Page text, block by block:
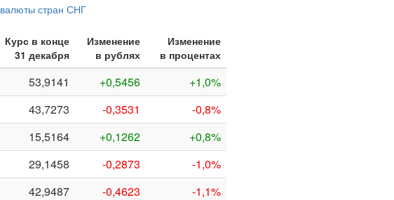
валюты стран СНГ
Курс в конце
31 декабря
Изменение
в рублях
Изменение
в процентах
53,9141 +0,5456
+1,0%
43,7273 -0,3531
-0,8%
15,5164 +0,1262
+0,8%
29,1458 -0,2873
-1,0%
42,9487 -0,4623
-1,1%